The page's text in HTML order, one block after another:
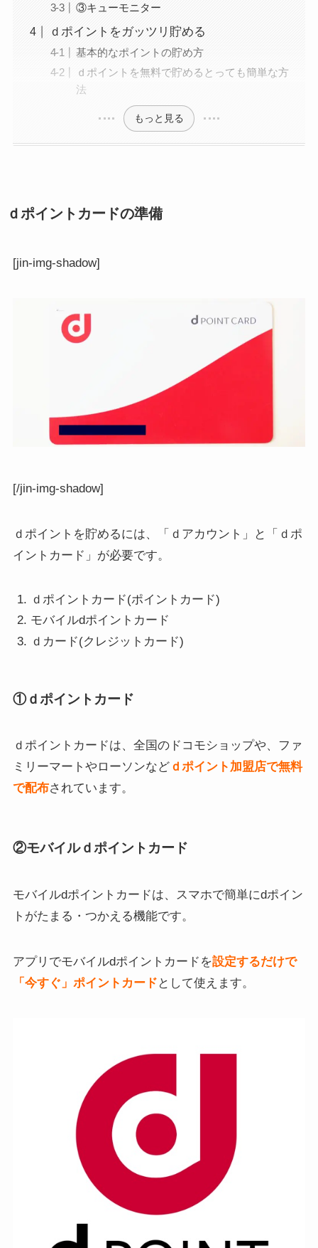
③キューモニター
ｄポイントをガッツリ貯める
基本的なポイントの貯め方
ｄポイントを無料で貯めるとっても簡単な方
法
もっと見る
ｄポイントカードの準備
[jin-img-shadow]
[/jin-img-shadow]
ｄポイントを貯めるには、「ｄアカウント」と「ｄポ
イントカード」が必要です。
ｄポイントカード(ポイントカード)
モバイルdポイントカード
ｄカード(クレジットカード)
①ｄポイントカード
ｄポイントカードは、全国のドコモショップや、ファ
ミリーマートやローソンなどｄポイント加盟店で無料
で配布されています。
②モバイルｄポイントカード
モバイルdポイントカードは、スマホで簡単にdポイン
トがたまる・つかえる機能です。
アプリでモバイルdポイントカードを設定するだけで
「今すぐ」ポイントカード として使えます。